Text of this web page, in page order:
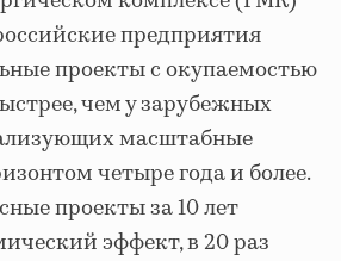
предприятия
проекты с окупаемостью
чем у зарубежных
масштабные
четыре года и более.
проекты за 10 лет
эффект, в 20 раз